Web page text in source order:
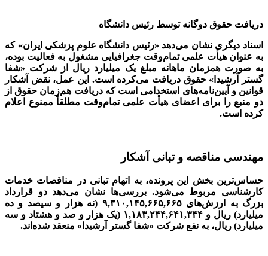
دریافت حقوق دوگانه توسط رئیس دانشگاه
اسناد دیگری نشان می‌دهد «رئیس دانشگاه علوم پزشکی ایران» که
به عنوان هیأت علمی تمام‌وقت جغرافیایی مشغول به فعالیت بوده،
به صورت همزمان ماهانه مبلغ یک میلیارد ریال از شرکت «شفا
گستر آرشیدا» حقوق دریافت می‌کرده است. این عمل، نقض آشکار
قوانین و آیین‌نامه‌های استخدامی است که دریافت هم‌زمان حقوق از
دو منبع را برای اعضای هیأت علمی تمام‌وقت مطلقاً ممنوع اعلام
کرده است.
مهندسی مناقصه و تبانی آشکار
حساس‌ترین بخش این پرونده، به اتهام تبانی در مناقصات خدمات
کارشناسی مربوط می‌شود. بررسی‌ها نشان می‌دهد دو قرارداد
بزرگ به ارزش‌های ۹,۳۱۰,۱۴۵,۶۶۵,۶۶۵ (نه هزار و سیصد و ده
میلیارد) ریال و ۱,۱۸۳,۲۴۴,۶۴۱,۳۴۴ (یک هزار و صد و هشتاد و سه
میلیارد) ریال، به نفع شرکت «شفا گستر آرشیدا» منعقد شده‌اند.